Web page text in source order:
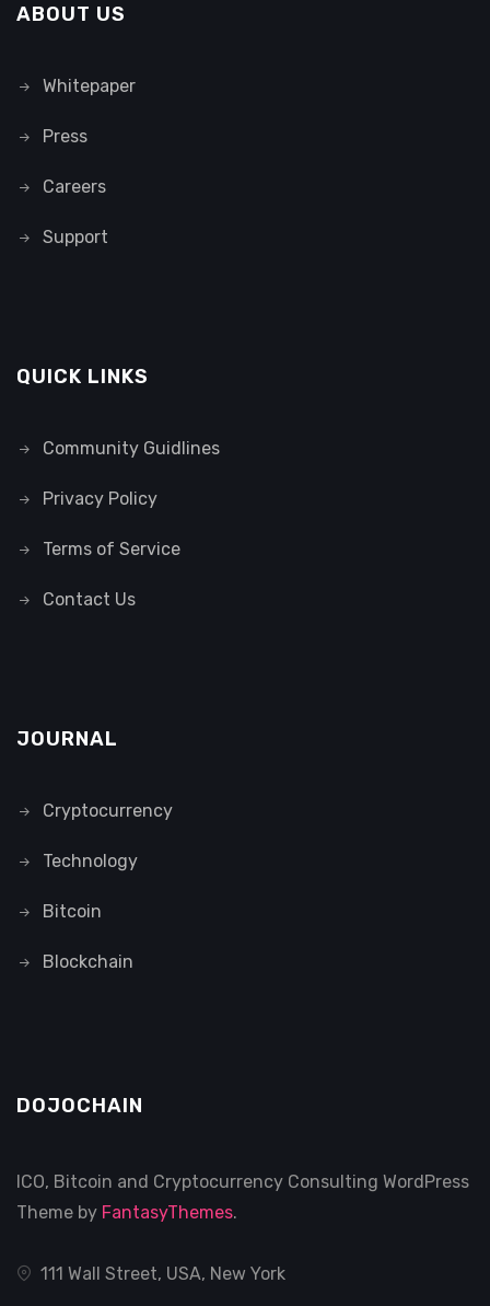
ABOUT US
Whitepaper
Press
Careers
Support
QUICK LINKS
Community Guidlines
Privacy Policy
Terms of Service
Contact Us
JOURNAL
Cryptocurrency
Technology
Bitcoin
Blockchain
DOJOCHAIN
ICO, Bitcoin and Cryptocurrency Consulting WordPress
Theme by FantasyThemes.
111 Wall Street, USA, New York